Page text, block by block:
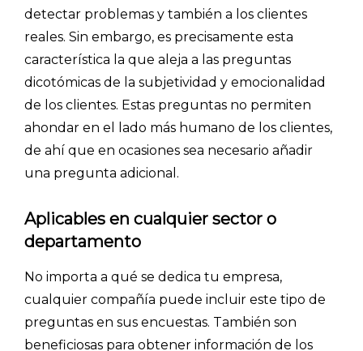
INICIO
CÓMO FUNCIONA
PLANTILLAS
PRECIOS
BLOG
detectar problemas y también a los clientes
reales. Sin embargo, es precisamente esta
característica la que aleja a las preguntas
dicotómicas de la subjetividad y emocionalidad
de los clientes. Estas preguntas no permiten
ahondar en el lado más humano de los clientes,
de ahí que en ocasiones sea necesario añadir
una pregunta adicional.
Aplicables en cualquier sector o
departamento
No importa a qué se dedica tu empresa,
cualquier compañía puede incluir este tipo de
preguntas en sus encuestas. También son
beneficiosas para obtener información de los